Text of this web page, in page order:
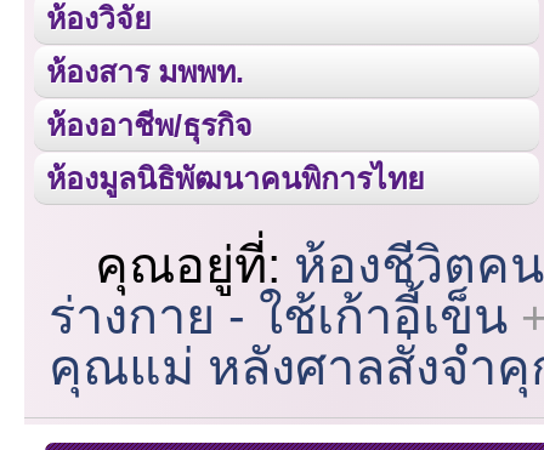
ห้องวิจัย
ห้องสาร มพพท.
ห้องอาชีพ/ธุรกิจ
ห้องมูลนิธิพัฒนาคนพิการไทย
คุณอยู่ที่: ห้องชีวิตค
ร่างกาย - ใช้เก้าอี้เข็น
คุณแม่ หลังศาลสั่งจำคุ